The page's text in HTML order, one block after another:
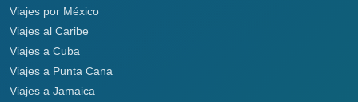
Viajes por México
Viajes al Caribe
Viajes a Cuba
Viajes a Punta Cana
Viajes a Jamaica